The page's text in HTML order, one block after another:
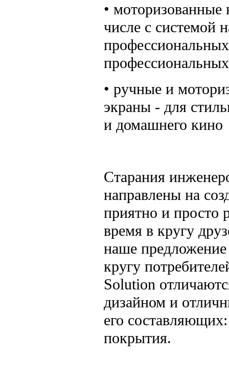
•
числе с системой
• ручные и
экраны - для
и домашнего кино
Старания
направлены на
приятно и просто
время в кругу
наше
кругу
Solution
дизайном и
его
покрытия.